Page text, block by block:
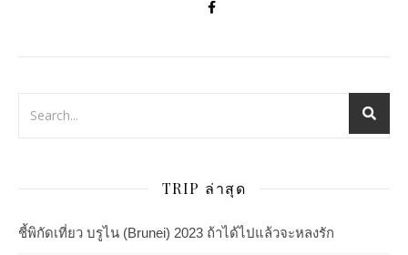
TRIP ล่าสุด
ชี้พิกัดเที่ยว บรูไน (Brunei) 2023 ถ้าได้ไปแล้วจะหลงรัก